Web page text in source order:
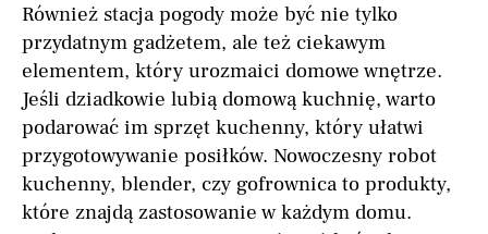
Również stacja pogody może być nie tylko
przydatnym gadżetem, ale też ciekawym
elementem, który urozmaici domowe wnętrze.
Jeśli dziadkowie lubią domową kuchnię, warto
podarować im sprzęt kuchenny, który ułatwi
przygotowywanie posiłków. Nowoczesny robot
kuchenny, blender, czy gofrownica to produkty,
które znajdą zastosowanie w każdym domu.